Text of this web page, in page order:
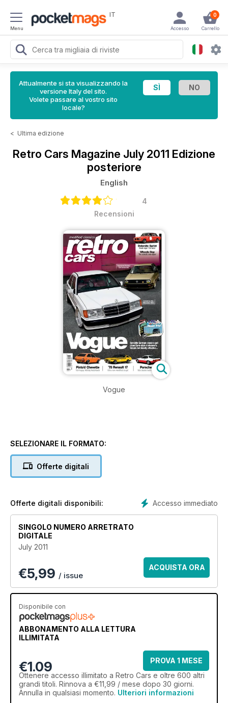
Menu
IT 0
Carrello
Accesso
Attualmente si sta visualizzando la
versione Italy del sito.
Volete passare al vostro sito
locale?
< Ultima edizione
Retro Cars Magazine July 2011 Edizione
posteriore
English
4
Recensioni
Vogue
SELEZIONARE IL FORMATO:
Offerte digitali
Accesso immediato
Offerte digitali disponibili:
SINGOLO NUMERO ARRETRATO
DIGITALE
July 2011
€5,99 / issue
ACQUISTA ORA
Disponibile con
ABBONAMENTO ALLA LETTURA
ILLIMITATA
€1.09
PROVA 1 MESE
Ottenere accesso illimitato a Retro Cars e oltre 600 altri
grandi titoli. Rinnova a €11,99 / mese dopo 30 giorni.
Annulla in qualsiasi momento. Ulteriori informazioni